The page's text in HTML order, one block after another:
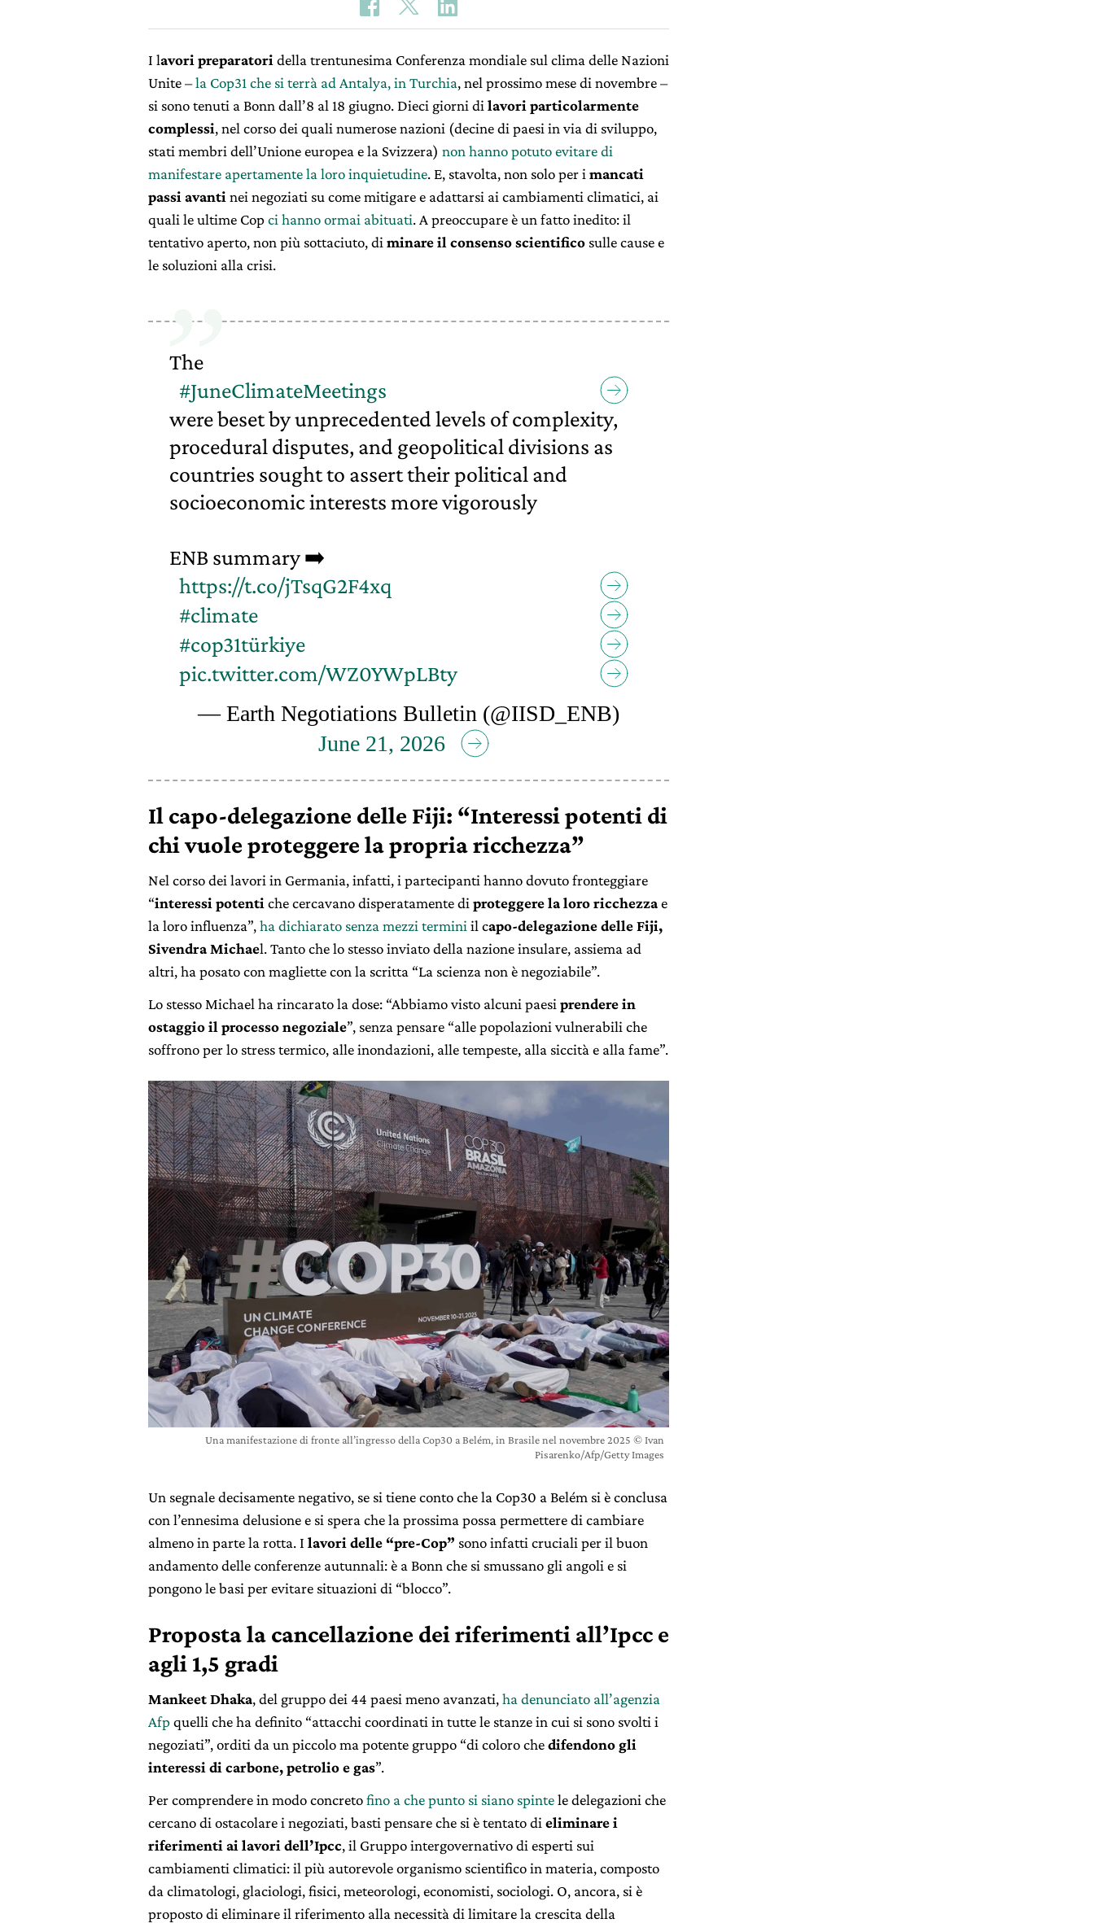
I lavori preparatori della trentunesima Conferenza mondiale sul clima delle Nazioni
Unite –la Cop31 che si terrà ad Antalya, in Turchia, nel prossimo mese di novembre –
si sono tenuti a Bonn dall’8 al 18 giugno. Dieci giorni di lavori particolarmente
complessi, nel corso dei quali numerose nazioni (decine di paesi in via di sviluppo,
stati membri dell’Unione europea e la Svizzera) non hanno potuto evitare di
manifestare apertamente la loro inquietudine. E, stavolta, non solo per i mancati
passi avanti nei negoziati su come mitigare e adattarsi ai cambiamenti climatici, ai
quali le ultime Copci hanno ormai abituati. A preoccupare è un fatto inedito: il
tentativo aperto, non più sottaciuto, di minare il consenso scientifico sulle cause e
le soluzioni alla crisi.
The
#JuneClimateMeetings
were beset by unprecedented levels of complexity,
procedural disputes, and geopolitical divisions as
countries sought to assert their political and
socioeconomic interests more vigorously
ENB summary ➡️
https://t.co/jTsqG2F4xq
#climate
#cop31türkiye
pic.twitter.com/WZ0YWpLBty
— Earth Negotiations Bulletin (@IISD_ENB)
June 21, 2026
Il capo-delegazione delle Fiji: “Interessi potenti di
chi vuole proteggere la propria ricchezza”
Nel corso dei lavori in Germania, infatti, i partecipanti hanno dovuto fronteggiare
“interessi potenti che cercavano disperatamente di proteggere la loro ricchezzae
la loro influenza”,ha dichiarato senza mezzi termini il capo-delegazione delle Fiji,
Sivendra Michael. Tanto che lo stesso inviato della nazione insulare, assiema ad
altri, ha posato con magliette con la scritta “La scienza non è negoziabile”.
Lo stesso Michael ha rincarato la dose: “Abbiamo visto alcuni paesi prendere in
ostaggio il processo negoziale”, senza pensare “alle popolazioni vulnerabili che
soffrono per lo stress termico, alle inondazioni, alle tempeste, alla siccità e alla fame”.
Una manifestazione di fronte all’ingresso della Cop30 a Belém, in Brasile nel novembre 2025 © Ivan
Pisarenko/Afp/Getty Images
Un segnale decisamente negativo, se si tiene conto che la Cop30 a Belém si è conclusa
con l’ennesima delusione e si spera che la prossima possa permettere di cambiare
almeno in parte la rotta. I lavori delle “pre-Cop” sono infatti cruciali per il buon
andamento delle conferenze autunnali: è a Bonn che si smussano gli angoli e si
pongono le basi per evitare situazioni di “blocco”.
Proposta la cancellazione dei riferimenti all’Ipcc e
agli 1,5 gradi
Mankeet Dhaka, del gruppo dei 44 paesi meno avanzati,ha denunciato all’agenzia
Afpquelli che ha definito “attacchi coordinati in tutte le stanze in cui si sono svolti i
negoziati”, orditi da un piccolo ma potente gruppo “di coloro chedifendono gli
interessi di carbone, petrolio e gas”.
Per comprendere in modo concretofino a che punto si siano spintele delegazioni che
cercano di ostacolare i negoziati, basti pensare che si è tentato dieliminare i
riferimenti ai lavori dell’Ipcc, il Gruppo intergovernativo di esperti sui
cambiamenti climatici: il più autorevole organismo scientifico in materia, composto
da climatologi, glaciologi, fisici, meteorologi, economisti, sociologi. O, ancora, si è
proposto di eliminare il riferimento alla necessità di limitare la crescita della